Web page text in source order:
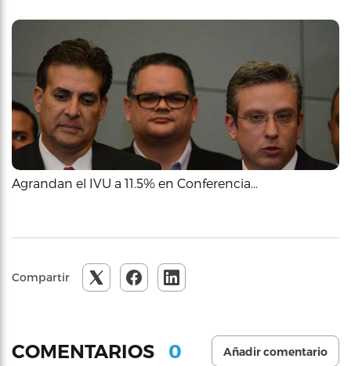
Agrandan el IVU a 11.5% en Conferencia…
Compartir
COMENTARIOS 0 Añadir comentario